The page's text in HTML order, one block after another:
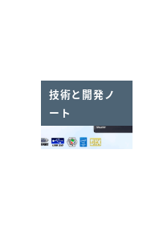
技術と開発ノ
ート